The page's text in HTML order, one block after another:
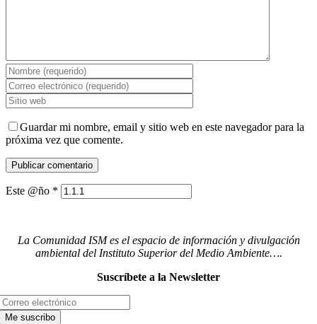
Guardar mi nombre, email y sitio web en este navegador para la
próxima vez que comente.
Este @ño *
La Comunidad ISM es el espacio de información y divulgación
ambiental del Instituto Superior del Medio Ambiente….
Suscríbete a la Newsletter